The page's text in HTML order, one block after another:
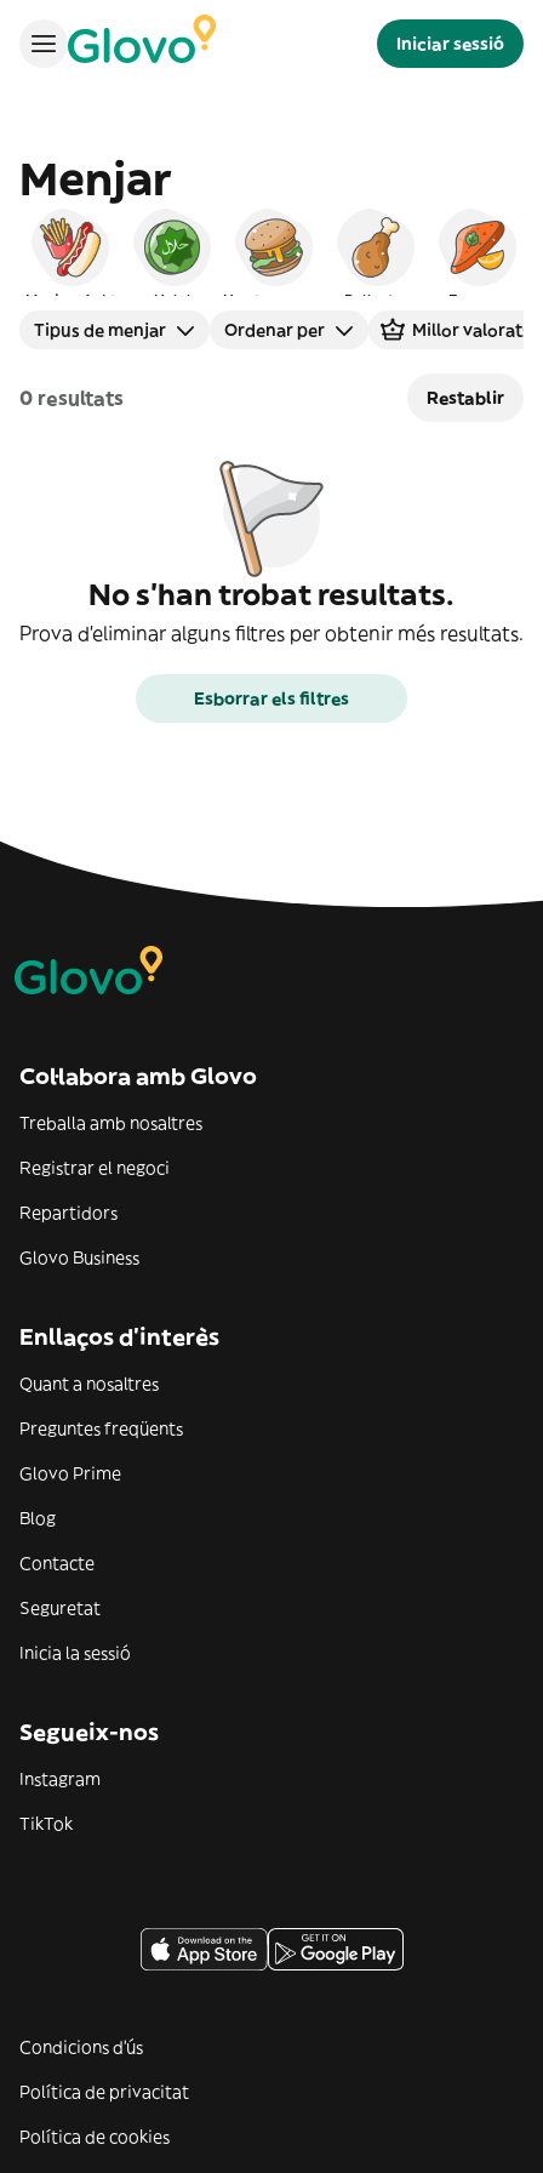
Iniciar sessió
Menjar
Menjar ràpid Halal Pollastre Europeu
Tipus de menjar Ordenar per Millor valorats
0 resultats Restablir
No s'han trobat resultats.
Prova d'eliminar alguns filtres per obtenir més resultats.
Esborrar els filtres
Col·labora amb Glovo
Treballa amb nosaltres
Registrar el negoci
Repartidors
Glovo Business
Enllaços d'interès
Quant a nosaltres
Preguntes freqüents
Glovo Prime
Blog
Contacte
Seguretat
Inicia la sessió
Segueix-nos
Instagram
TikTok
Condicions d'ús
Política de privacitat
Política de cookies